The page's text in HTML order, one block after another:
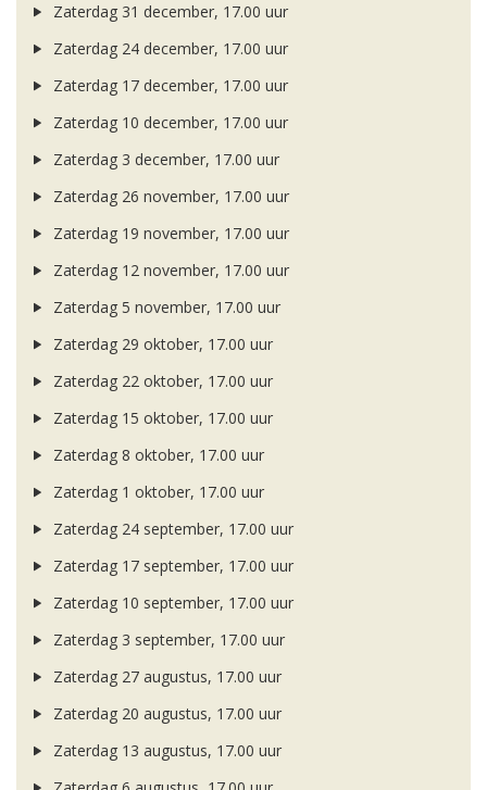
Zaterdag 31 december, 17.00 uur
Zaterdag 24 december, 17.00 uur
Zaterdag 17 december, 17.00 uur
Zaterdag 10 december, 17.00 uur
Zaterdag 3 december, 17.00 uur
Zaterdag 26 november, 17.00 uur
Zaterdag 19 november, 17.00 uur
Zaterdag 12 november, 17.00 uur
Zaterdag 5 november, 17.00 uur
Zaterdag 29 oktober, 17.00 uur
Zaterdag 22 oktober, 17.00 uur
Zaterdag 15 oktober, 17.00 uur
Zaterdag 8 oktober, 17.00 uur
Zaterdag 1 oktober, 17.00 uur
Zaterdag 24 september, 17.00 uur
Zaterdag 17 september, 17.00 uur
Zaterdag 10 september, 17.00 uur
Zaterdag 3 september, 17.00 uur
Zaterdag 27 augustus, 17.00 uur
Zaterdag 20 augustus, 17.00 uur
Zaterdag 13 augustus, 17.00 uur